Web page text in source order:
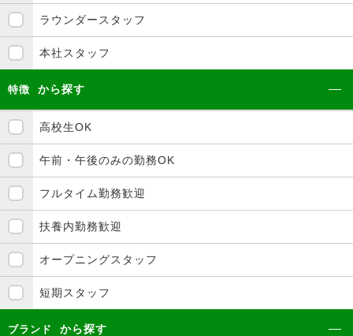
ラウンダースタッフ
本社スタッフ
特徴 から探す
高校生OK
午前・午後のみの勤務OK
フルタイム勤務歓迎
扶養内勤務歓迎
オープニングスタッフ
短期スタッフ
ブランド から探す